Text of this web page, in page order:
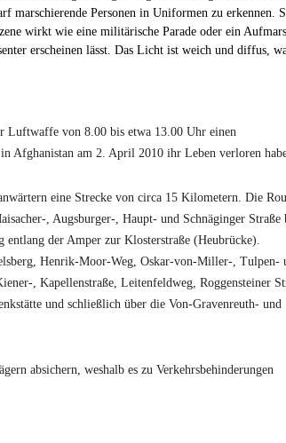
Luftwaffe von 8.00 bis etwa 13.00 Uhr einen
Afghanistan am 2. April 2010 ihr Leben verloren
eine Strecke von circa 15 Kilometern. Die
, Augsburger-, Haupt- und Schnäginger Straße
der Amper zur Klosterstraße (Heubrücke).
Henrik-Moor-Weg, Oskar-von-Miller-, Tulpen-
, Kapellenstraße, Leitenfeldweg, Roggensteiner
und schließlich über die Von-Gravenreuth- und
absichern, weshalb es zu Verkehrsbehinderungen